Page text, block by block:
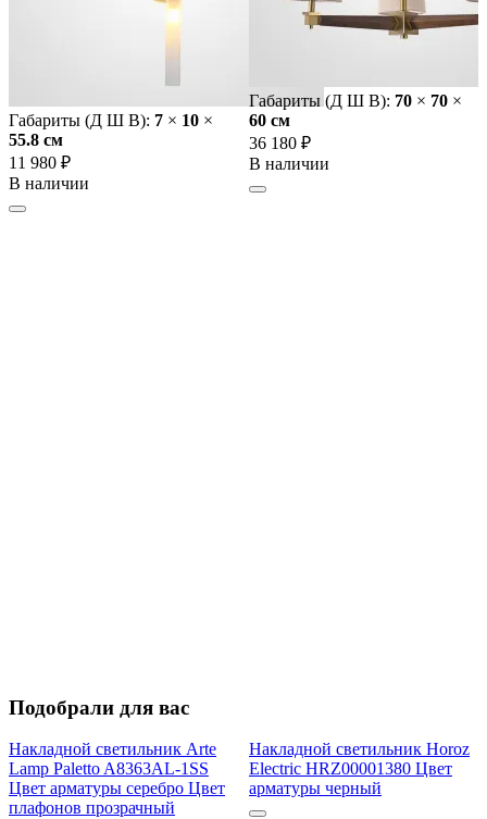
Габариты (Д Ш В): 7 × 10 ×
55.8 cм
11 980 ₽
В наличии
Габариты (Д Ш В): 70 × 70 ×
60 cм
36 180 ₽
В наличии
Подобрали для вас
Накладной светильник Arte
Lamp Paletto A8363AL-1SS
Цвет арматуры серебро Цвет
плафонов прозрачный
Накладной светильник Horoz
Electric HRZ00001380 Цвет
арматуры черный